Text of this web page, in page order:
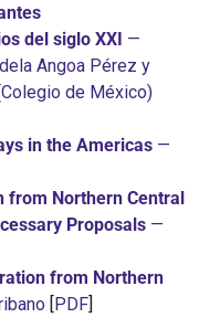
del siglo XXI —
Angoa Pérez y
de México)
in the Americas —
from Northern Central
Proposals —
from Northern
[PDF]